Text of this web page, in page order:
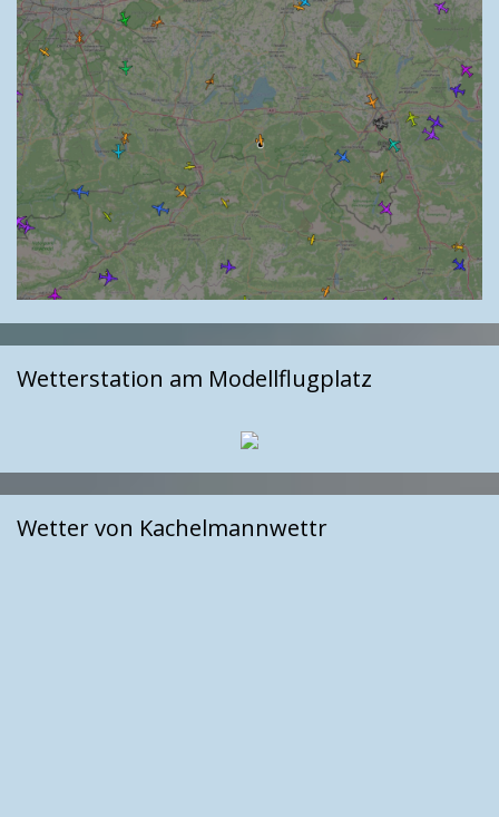
Wetterstation am Modellflugplatz
Wetter von Kachelmannwettr